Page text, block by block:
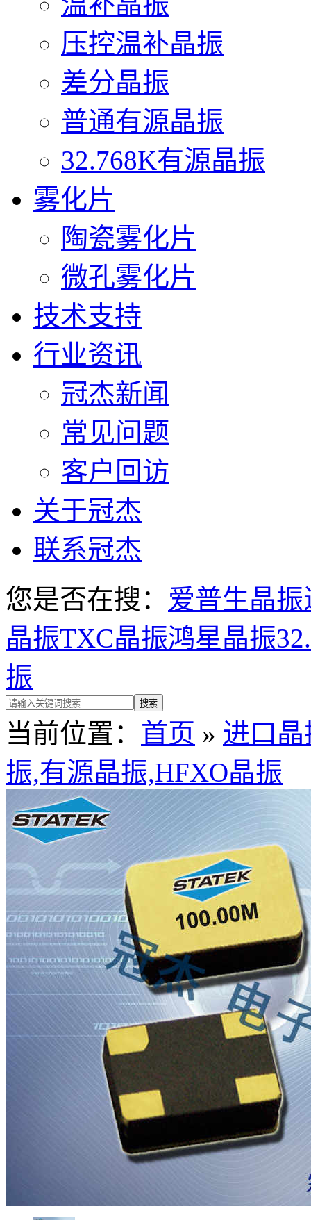
压控温补晶振
差分晶振
普通有源晶振
32.768K有源晶振
雾化片
陶瓷雾化片
微孔雾化片
技术支持
行业资讯
冠杰新闻
常见问题
客户回访
关于冠杰
联系冠杰
您是否在搜： 爱普生晶振
晶振TXC晶振鸿星晶振
振
当前位置： 首页 » 进口晶
振,有源晶振,HFXO晶振